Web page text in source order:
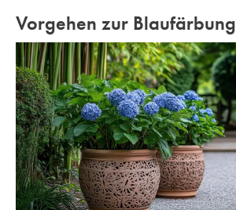
Vorgehen zur Blaufärbung